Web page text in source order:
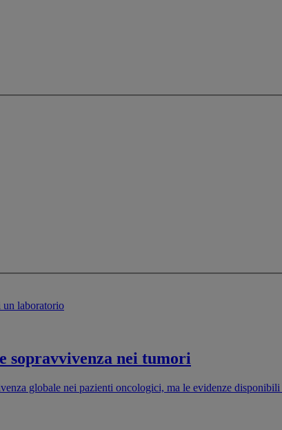
sopravvivenza nei tumori
globale nei pazienti oncologici, ma le evidenze